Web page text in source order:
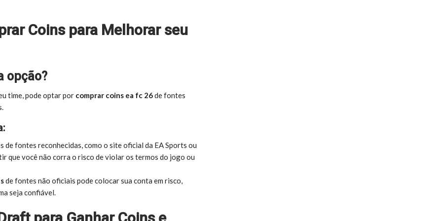
Coins para Melhorar seu
opção?
time, pode optar por comprar coins ea fc 26de fontes
de fontes reconhecidas, como o site oficial da EA Sports ou
que você não corra o risco de violar os termos do jogo ou
de fontes não oficiais pode colocar sua conta em risco,
seja confiável.